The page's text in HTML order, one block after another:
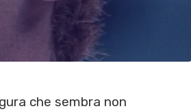
che sembra non